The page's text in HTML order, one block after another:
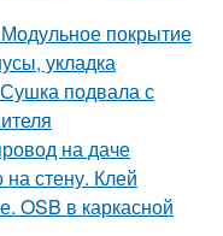
покрытие
укладка
подвала с
на даче
стену. Клей
OSB в каркасной